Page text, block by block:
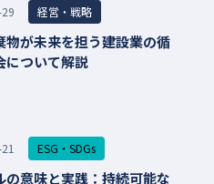
経営・戦略
物が未来を担う建設業の循
について解説
ESG・SDGs
の意味と実践：持続可能な